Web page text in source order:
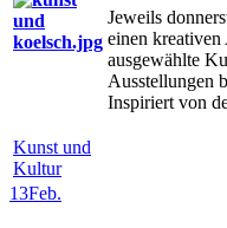
Jeweils
einen
ausgewählte
Ausstellungen
Inspiriert von
Kunst und
Kultur
13Feb.